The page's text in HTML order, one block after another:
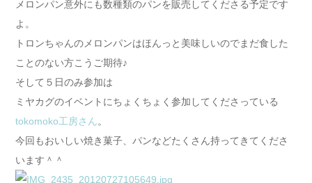
メロンパン意外にも数種類のパンを販売してくださる予定です
よ。
トロンちゃんのメロンパンはほんっと美味しいのでまだ食した
ことのない方こうご期待♪
そして５日のみ参加は
ミヤカグのイベントにちょくちょく参加してくださっている
tokomoko工房さん。
今回もおいしい焼き菓子、パンなどたくさん持ってきてくださ
います＾＾